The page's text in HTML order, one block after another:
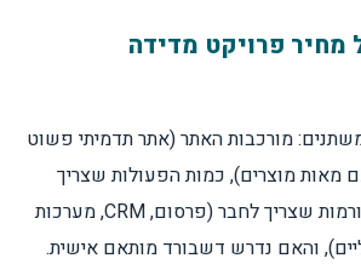
פרויקט מדידה
מורכבות האתר (אתר תדמיתי פשוט
מאות מוצרים), כמות הפעולות שצריך
למדוד, מספר הפלטפורמות שצריך לחבר (פרסום, CRM, מערכות
והאם נדרש דשבורד מותאם אישית.